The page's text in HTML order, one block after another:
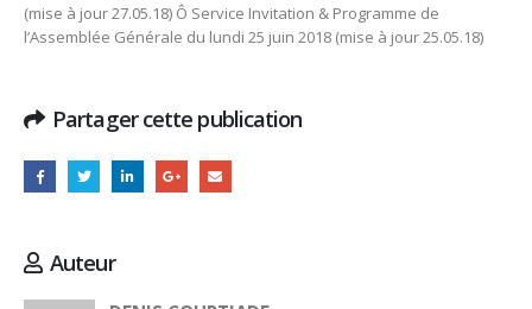
(mise à jour 27.05.18) Ô Service Invitation & Programme de
l’Assemblée Générale du lundi 25 juin 2018 (mise à jour 25.05.18)
Partager cette publication
Auteur